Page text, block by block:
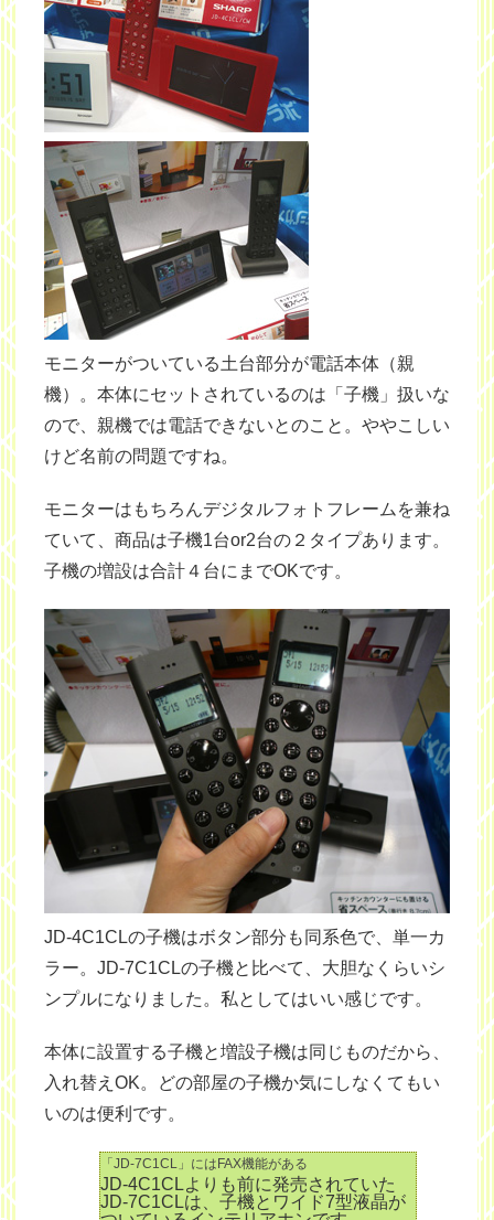
モニターがついている土台部分が電話本体（親
機）。本体にセットされているのは「子機」扱いな
ので、親機では電話できないとのこと。ややこしい
けど名前の問題ですね。
モニターはもちろんデジタルフォトフレームを兼ね
ていて、商品は子機1台or2台の２タイプあります。
子機の増設は合計４台にまでOKです。
JD-4C1CLの子機はボタン部分も同系色で、単一カ
ラー。JD-7C1CLの子機と比べて、大胆なくらいシ
ンプルになりました。私としてはいい感じです。
本体に設置する子機と増設子機は同じものだから、
入れ替えOK。どの部屋の子機か気にしなくてもい
いのは便利です。
「JD-7C1CL」にはFAX機能がある
JD-4C1CLよりも前に発売されていた
JD-7C1CLは、子機とワイド7型液晶が